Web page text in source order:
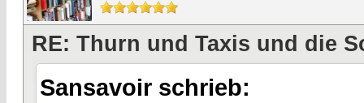
RE: Thurn und Taxis und die
Sansavoir schrieb: